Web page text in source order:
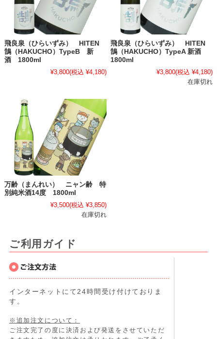
飛良泉（ひらいずみ） HITEN
鵠（HAKUCHO）TypeB 新
酒 1800ml
¥3,800(税込 ¥4,180)
飛良泉（ひらいずみ） HITEN
鵠（HAKUCHO）TypeA 新酒
1800ml
¥3,800(税込 ¥4,180)
在庫切れ
万齢（まんれい） ニャン齢 特
別純米酒14度 1800ml
¥3,500(税込 ¥3,850)
在庫切れ
ご利用ガイド
インターネットにて24時間受け付けておりま
す。
※追加注文について：
ご注文完了の度に決済および発送をさせていただ